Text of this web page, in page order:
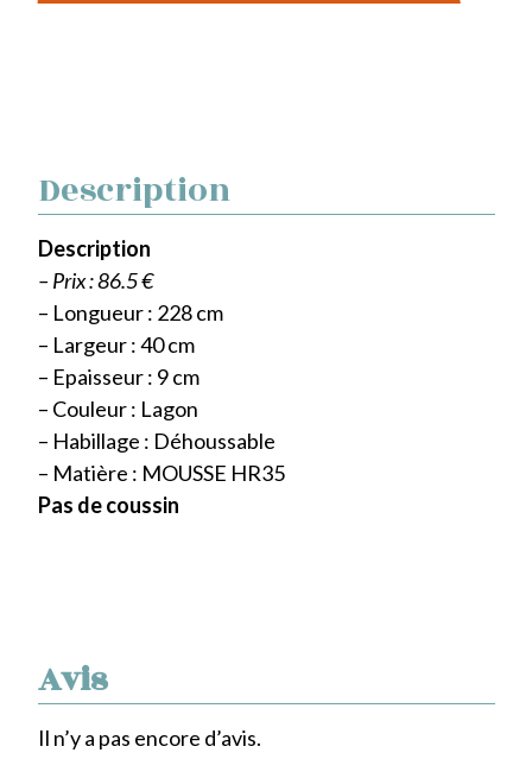
Avis
Il n’y a pas encore d’avis.
Description
Description
– Prix : 86.5 €
– Longueur : 228 cm
– Largeur : 40 cm
– Epaisseur : 9 cm
– Couleur : Lagon
– Habillage : Déhoussable
– Matière : MOUSSE HR35
Pas de coussin